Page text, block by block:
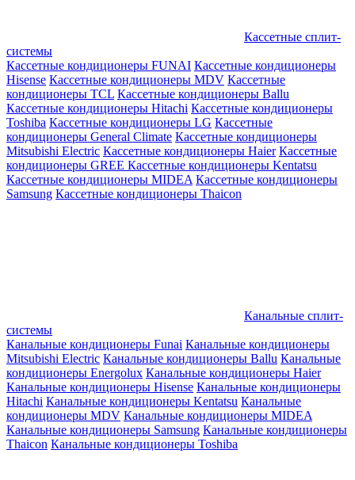
Кассетные сплит-
системы
Кассетные кондиционеры FUNAI Кассетные кондиционеры
Hisense Кассетные кондиционеры MDV Кассетные
кондиционеры TCL Кассетные кондиционеры Ballu
Кассетные кондиционеры Hitachi Кассетные кондиционеры
Toshiba Кассетные кондиционеры LG Кассетные
кондиционеры General Climate Кассетные кондиционеры
Mitsubishi Electric Кассетные кондиционеры Haier Кассетные
кондиционеры GREE Кассетные кондиционеры Kentatsu
Кассетные кондиционеры MIDEA Кассетные кондиционеры
Samsung Кассетные кондиционеры Thaicon
Канальные сплит-
системы
Канальные кондиционеры Funai Канальные кондиционеры
Mitsubishi Electric Канальные кондиционеры Ballu Канальные
кондиционеры Energolux Канальные кондиционеры Haier
Канальные кондиционеры Hisense Канальные кондиционеры
Hitachi Канальные кондиционеры Kentatsu Канальные
кондиционеры MDV Канальные кондиционеры MIDEA
Канальные кондиционеры Samsung Канальные кондиционеры
Thaicon Канальные кондиционеры Toshiba